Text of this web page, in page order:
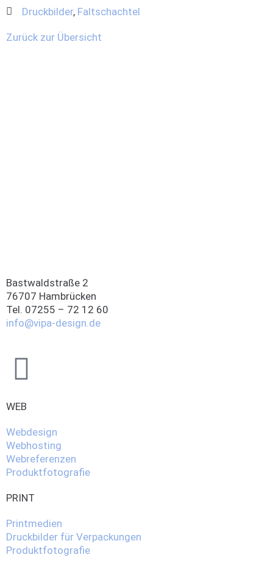
Druckbilder, Faltschachtel
Zurück zur Übersicht
Bastwaldstraße 2
76707 Hambrücken
Tel. 07255 – 72 12 60
info@vipa-design.de
WEB
Webdesign
Webhosting
Webreferenzen
Produktfotografie
PRINT
Printmedien
Druckbilder für Verpackungen
Produktfotografie